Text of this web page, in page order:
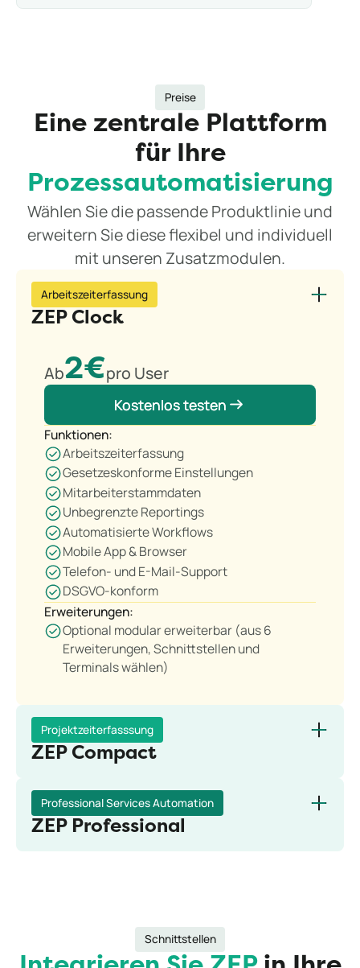
Preise
Eine zentrale Plattform
für Ihre
Prozessautomatisierung
Wählen Sie die passende Produktlinie und
erweitern Sie diese flexibel und individuell
mit unseren Zusatzmodulen.
Arbeitszeiterfassung
ZEP Clock
Ab2€pro User
Kostenlos testen
Kostenlos testen
Funktionen:
Arbeitszeiterfassung
Gesetzeskonforme Einstellungen
Mitarbeiterstammdaten
Unbegrenzte Reportings
Automatisierte Workflows
Mobile App & Browser
Telefon- und E-Mail-Support
DSGVO-konform
Erweiterungen:
Optional modular erweiterbar (aus 6
Erweiterungen, Schnittstellen und
Terminals wählen)
Projektzeiterfasssung
ZEP Compact
Ab7€pro User
Projektmanagement
Projektcontrolling
Professional Services Automation
ZEP Professional
Alles aus ZEP Clock
Schnittstellen